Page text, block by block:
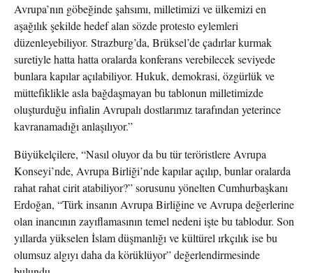
Avrupa’nın göbeğinde şahsımı, milletimizi ve ülkemizi en
aşağılık şekilde hedef alan sözde protesto eylemleri
düzenleyebiliyor. Strazburg’da, Brüksel’de çadırlar kurmak
suretiyle hatta hatta oralarda konferans verebilecek seviyede
bunlara kapılar açılabiliyor. Hukuk, demokrasi, özgürlük ve
müttefiklikle asla bağdaşmayan bu tablonun milletimizde
oluşturduğu infialin Avrupalı dostlarımız tarafından yeterince
kavranamadığı anlaşılıyor.”
Büyükelçilere, “Nasıl oluyor da bu tür teröristlere Avrupa
Konseyi’nde, Avrupa Birliği’nde kapılar açılıp, bunlar oralarda
rahat rahat cirit atabiliyor?” sorusunu yönelten Cumhurbaşkanı
Erdoğan, “Türk insanın Avrupa Birliğine ve Avrupa değerlerine
olan inancının zayıflamasının temel nedeni işte bu tablodur. Son
yıllarda yükselen İslam düşmanlığı ve kültürel ırkçılık ise bu
olumsuz algıyı daha da körüklüyor” değerlendirmesinde